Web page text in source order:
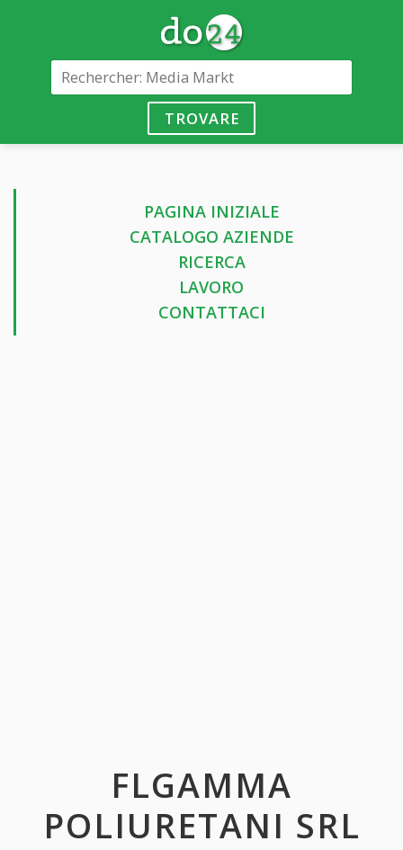
TROVARE
PAGINA INIZIALE
CATALOGO AZIENDE
RICERCA
LAVORO
CONTATTACI
FLGAMMA
POLIURETANI SRL